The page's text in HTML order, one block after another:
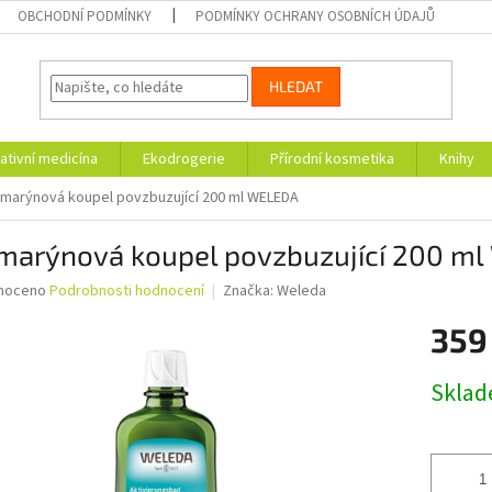
OBCHODNÍ PODMÍNKY PODMÍNKY OCHRANY OSOBNÍCH ÚDAJŮ
HLEDAT
medicína Ekodrogerie Přírodní kosmetika Knihy
koupel povzbuzující 200 ml WELEDA
koupel povzbuzující 200 ml
Podrobnosti hodnocení Značka: Weleda
cena: